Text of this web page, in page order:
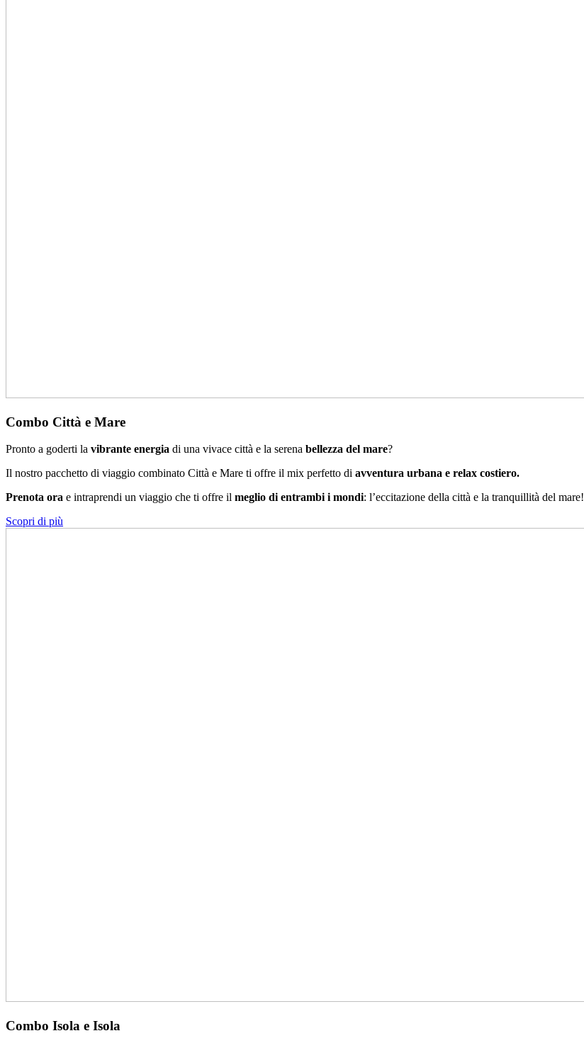
Combo Città e Mare
Pronto a goderti la vibrante energia di una vivace città e la serena bellezza del mare?
Il nostro pacchetto di viaggio combinato Città e Mare ti offre il mix perfetto di avventura urbana e relax costiero.
Prenota ora e intraprendi un viaggio che ti offre il meglio di entrambi i mondi: l’eccitazione della città e la tranquillità del mare!
Scopri di più
Combo Isola e Isola